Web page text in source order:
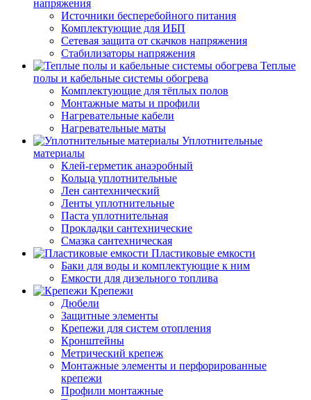
напряжения
Источники бесперебойного питания
Комплектующие для ИБП
Сетевая защита от скачков напряжения
Стабилизаторы напряжения
Теплые
полы и кабельные системы обогрева
Комплектующие для тёплых полов
Монтажные маты и профили
Нагревательные кабели
Нагревательные маты
Уплотнительные
материалы
Клей-герметик анаэробный
Кольца уплотнительные
Лен сантехнический
Ленты уплотнительные
Паста уплотнительная
Прокладки сантехнические
Смазка сантехническая
Пластиковые емкости
Баки для воды и комплектующие к ним
Емкости для дизельного топлива
Крепежи
Дюбели
Защитные элементы
Крепежи для систем отопления
Кронштейны
Метрический крепеж
Монтажные элементы и перфорированные
крепежи
Профили монтажные